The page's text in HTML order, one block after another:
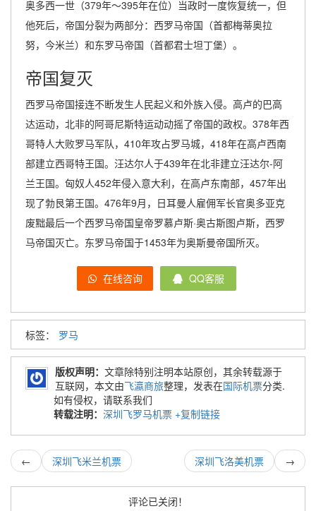
奥多西一世（379年～395年在位）当政时一度恢复统一，但
他死后，帝国分裂为两部分：西罗马帝国（首都梅蒂奥拉
努，今米兰）和东罗马帝国（首都君士坦丁堡）。
帝国复灭
西罗马帝国接连不断发生人民起义和外族入侵。高卢的巴高
达运动，北非的阿哥尼斯特运动动摇了帝国的政权。378年西
哥特人大败罗马军队，410年攻占罗马城，418年在高卢西南
部建立西哥特王国。汪达尔人于439年在北非建立汪达尔-阿
兰王国。匈奴人452年侵入意大利，在高卢东南部，457年出
现了勃艮第王国。476年9月，日耳曼人雇佣军长官奥多亚克
废黜最后一个西罗马帝国皇帝罗慕卢斯·奥古斯图卢斯，西罗
马帝国灭亡。东罗马帝国于1453年为奥斯曼帝国所灭。
在线咨询 QQ客服
标签： 罗马
版权声明： 文章除特别注明本站原创，其余转载源于
互联网，本文由飞瀛商旅整理，发表在国际机票分类.
如有侵权，请联系我们
转载注明： 深圳飞罗马机票 +复制链接
← 深圳飞米兰机票 →
深圳飞洛美机票
评论已关闭！